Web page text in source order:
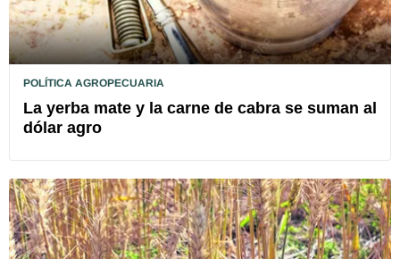
POLÍTICA AGROPECUARIA
La yerba mate y la carne de cabra se suman al
dólar agro